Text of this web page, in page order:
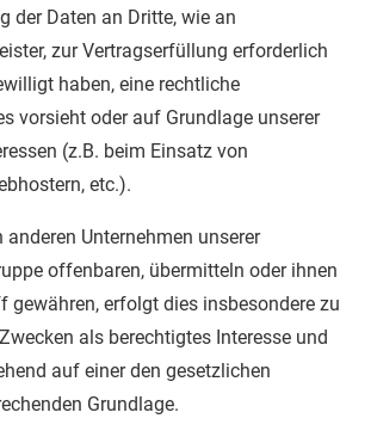
der Daten an Dritte, wie an
zur Vertragserfüllung erforderlich
haben, eine rechtliche
vorsieht oder auf Grundlage unserer
(z.B. beim Einsatz von
etc.).
Unternehmen unserer
offenbaren, übermitteln oder ihnen
gewähren, erfolgt dies insbesondere zu
als berechtigtes Interesse und
auf einer den gesetzlichen
Grundlage.